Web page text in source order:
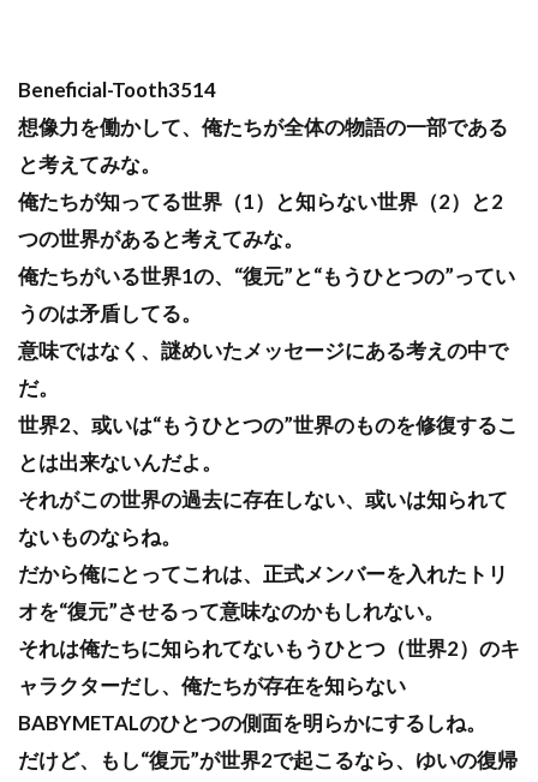
Beneficial-Tooth3514
想像力を働かして、俺たちが全体の物語の一部である
と考えてみな。
俺たちが知ってる世界（1）と知らない世界（2）と2
つの世界があると考えてみな。
俺たちがいる世界1の、“復元”と“もうひとつの”ってい
うのは矛盾してる。
意味ではなく、謎めいたメッセージにある考えの中で
だ。
世界2、或いは“もうひとつの”世界のものを修復するこ
とは出来ないんだよ。
それがこの世界の過去に存在しない、或いは知られて
ないものならね。
だから俺にとってこれは、正式メンバーを入れたトリ
オを“復元”させるって意味なのかもしれない。
それは俺たちに知られてないもうひとつ（世界2）のキ
ャラクターだし、俺たちが存在を知らない
BABYMETALのひとつの側面を明らかにするしね。
だけど、もし“復元”が世界2で起こるなら、ゆいの復帰